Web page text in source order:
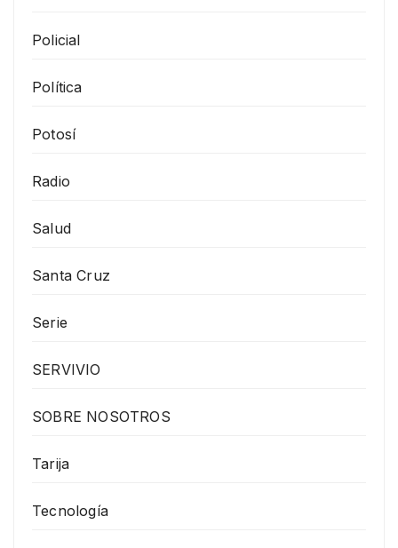
Policial
Política
Potosí
Radio
Salud
Santa Cruz
Serie
SERVIVIO
SOBRE NOSOTROS
Tarija
Tecnología